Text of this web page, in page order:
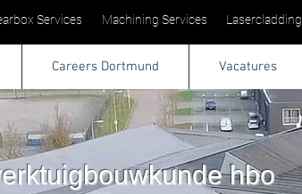
Services Machining Services Lasercladding
Careers Dortmund Vacatures
hbo